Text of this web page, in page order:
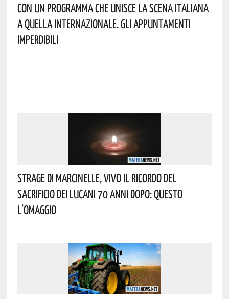
Con Un Programma Che Unisce La Scena Italiana
A Quella Internazionale. Gli Appuntamenti
Imperdibili
Strage Di Marcinelle, Vivo Il Ricordo Del
Sacrificio Dei Lucani 70 Anni Dopo: Questo
L’omaggio